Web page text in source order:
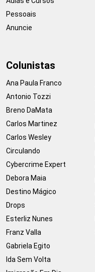
Pessoais
Anuncie
Colunistas
Ana Paula Franco
Antonio Tozzi
Breno DaMata
Carlos Martinez
Carlos Wesley
Circulando
Cybercrime Expert
Debora Maia
Destino Mágico
Drops
Esterliz Nunes
Franz Valla
Gabriela Egito
Ida Sem Volta